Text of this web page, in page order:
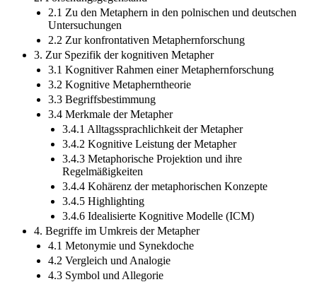
2.1 Zu den Metaphern in den polnischen und deutschen
Untersuchungen
2.2 Zur konfrontativen Metaphernforschung
3. Zur Spezifik der kognitiven Metapher
3.1 Kognitiver Rahmen einer Metaphernforschung
3.2 Kognitive Metapherntheorie
3.3 Begriffsbestimmung
3.4 Merkmale der Metapher
3.4.1 Alltagssprachlichkeit der Metapher
3.4.2 Kognitive Leistung der Metapher
3.4.3 Metaphorische Projektion und ihre
Regelmäßigkeiten
3.4.4 Kohärenz der metaphorischen Konzepte
3.4.5 Highlighting
3.4.6 Idealisierte Kognitive Modelle (ICM)
4. Begriffe im Umkreis der Metapher
4.1 Metonymie und Synekdoche
4.2 Vergleich und Analogie
4.3 Symbol und Allegorie